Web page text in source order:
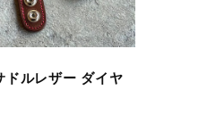
ドルレザー ダイヤ